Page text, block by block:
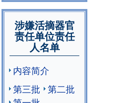
涉嫌活摘器官
责任单位责任
人名单
内容简介
第三批
第二批